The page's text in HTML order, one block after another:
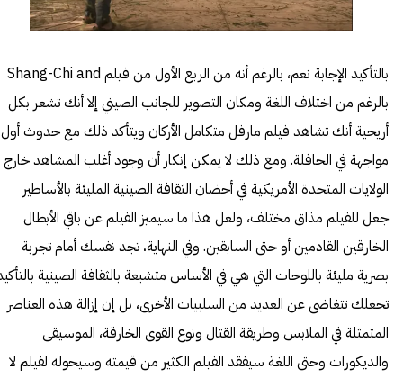
بالتأكيد الإجابة نعم، بالرغم أنه من الربع الأول من فيلم Shang-Chi and
بالرغم من اختلاف اللغة ومكان التصوير للجانب الصيني إلا أنك تشعر بكل
أريحية أنك تشاهد فيلم مارفل متكامل الأركان ويتأكد ذلك مع حدوث أول
مواجهة في الحافلة. ومع ذلك لا يمكن إنكار أن وجود أغلب المشاهد خارج
الولايات المتحدة الأمريكية في أحضان الثقافة الصينية المليئة بالأساطير
جعل للفيلم مذاق مختلف، ولعل هذا ما سيميز الفيلم عن باقي الأبطال
الخارقين القادمين أو حتى السابقين. وفي النهاية، تجد نفسك أمام تجربة
بصرية مليئة باللوحات التي هي في الأساس متشبعة بالثقافة الصينية
تجعلك تتغاضى عن العديد من السلبيات الأخرى، بل إن إزالة هذه العناصر
المتمثلة في الملابس وطريقة القتال ونوع القوى الخارقة، الموسيقى
والديكورات وحتى اللغة سيفقد الفيلم الكثير من قيمته وسيحوله لفيلم لا